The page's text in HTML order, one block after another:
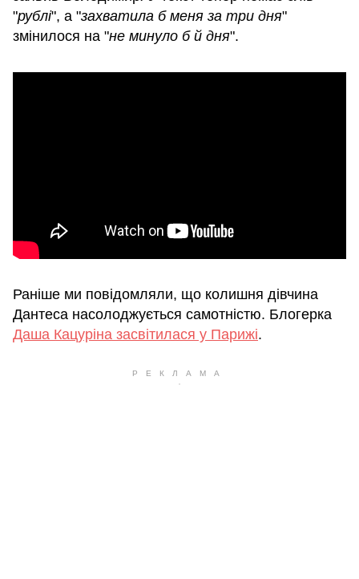
"рублі", а "захватила б меня за три дня"
змінилося на "не минуло б й дня".
Раніше ми повідомляли, що колишня дівчина
Дантеса насолоджується самотністю. Блогерка
Даша Кацуріна засвітилася у Парижі.